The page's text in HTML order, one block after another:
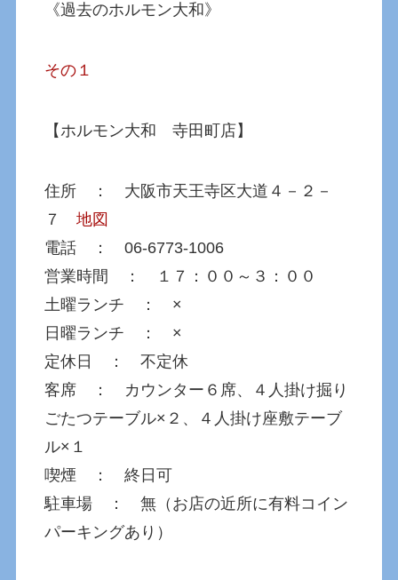
《過去のホルモン大和》
その１
【ホルモン大和 寺田町店】
住所 ： 大阪市天王寺区大道４－２－
７地図
電話 ： 06-6773-1006
営業時間 ： １７：００～３：００
土曜ランチ ： ×
日曜ランチ ： ×
定休日 ： 不定休
客席 ： カウンター６席、４人掛け掘り
ごたつテーブル×２、４人掛け座敷テーブ
ル×１
喫煙 ： 終日可
駐車場 ： 無（お店の近所に有料コイン
パーキングあり）